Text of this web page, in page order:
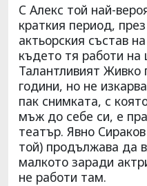
С Алекс той най-
краткия период,
актьорския състав
където тя работи на
Талантливият
години, но не
пак снимката, с
мъж до себе си, е
театър. Явно
той) продължава да
малкото заради
не работи там.